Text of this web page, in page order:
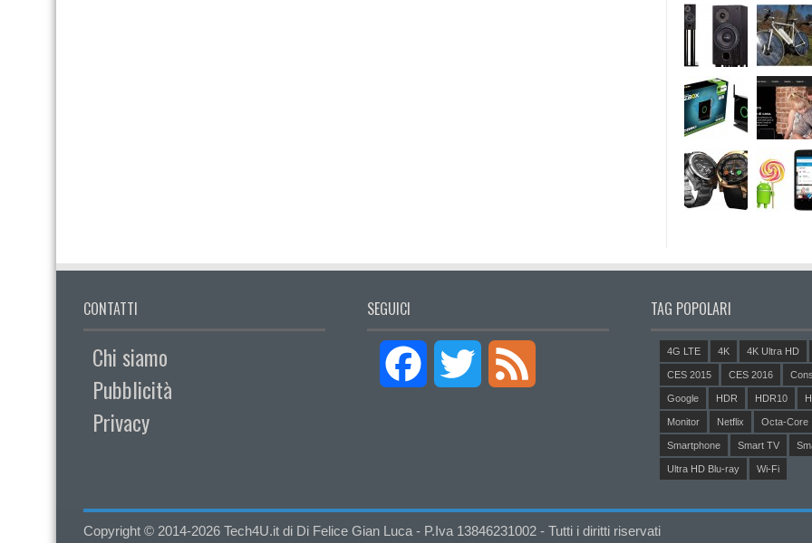
CONTATTI
Chi siamo
Pubblicità
Privacy
SEGUICI
Facebook Twitter
TAG POPOLARI
4G LTE 4K 4K Ultra HD
CES 2015 CES 2016
Google HDR HDR10
Monitor Netflix Octa-Core
Smartphone Smart TV
Ultra HD Blu-ray Wi-Fi
Copyright © 2014-2026 Tech4U.it di Di Felice Gian Luca - P.Iva 13846231002 - Tutti i diritti riservati